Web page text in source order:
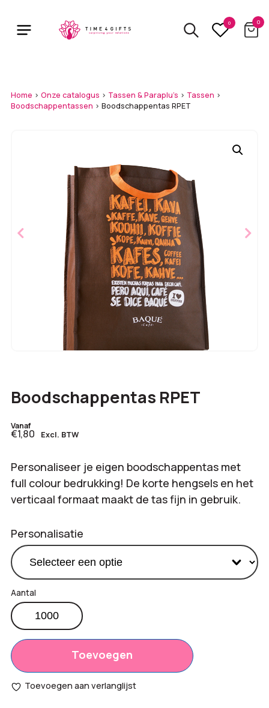
main
0 0
Home > Onze catalogus > Tassen & Paraplu's > Tassen >
Boodschappentassen > Boodschappentas RPET
Boodschappentas RPET
Vanaf
€1,80 Excl. BTW
Personaliseer je eigen boodschappentas met
full colour bedrukking! De korte hengsels en het
verticaal formaat maakt de tas fijn in gebruik.
Personalisatie
Productprijs:
Totaal
opties:
€0,00
Boodschappentas
RPET
aantal
Toevoegen
Toevoegen aan verlanglijst